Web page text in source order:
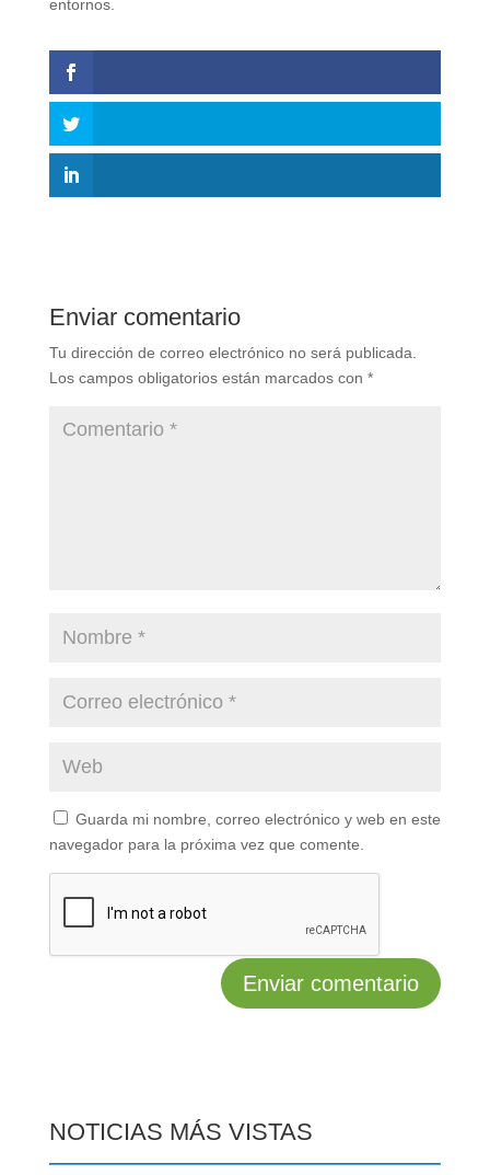
entornos.
Enviar comentario
Tu dirección de correo electrónico no será publicada.
Los campos obligatorios están marcados con *
Guarda mi nombre, correo electrónico y web en este
navegador para la próxima vez que comente.
NOTICIAS MÁS VISTAS